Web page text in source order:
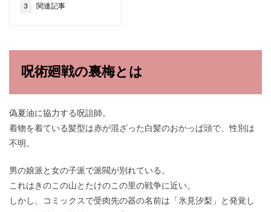
3 関連記事
呪術廻戦の裏梅とは
偽夏油に協力する呪詛師。
着物を着ている髪型は赤が混ざった白髪のおかっぱ頭で、性別は
不明。
男の娘派と女の子派で派閥が別れている。
これはきのこの山とたけのこの里の戦争に近い。
しかし、コミックスで受肉先の器の名前は「氷見汐梨」と発覚し